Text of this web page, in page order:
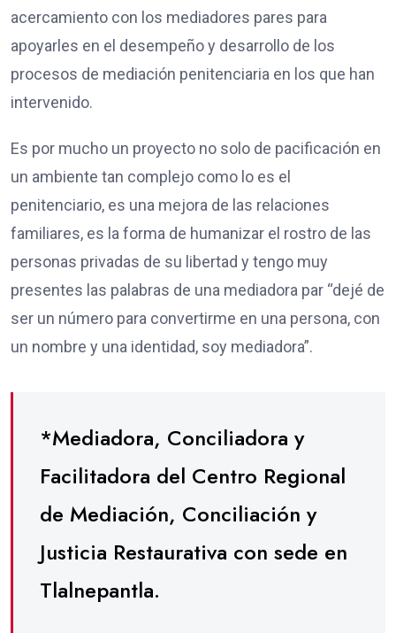
acercamiento con los mediadores pares para
apoyarles en el desempeño y desarrollo de los
procesos de mediación penitenciaria en los que han
intervenido.
Es por mucho un proyecto no solo de pacificación en
un ambiente tan complejo como lo es el
penitenciario, es una mejora de las relaciones
familiares, es la forma de humanizar el rostro de las
personas privadas de su libertad y tengo muy
presentes las palabras de una mediadora par “dejé de
ser un número para convertirme en una persona, con
un nombre y una identidad, soy mediadora”.
*Mediadora, Conciliadora y
Facilitadora del Centro Regional
de Mediación, Conciliación y
Justicia Restaurativa con sede en
Tlalnepantla.